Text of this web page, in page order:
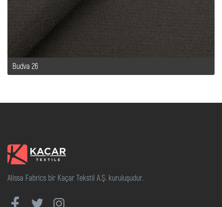
Budva 26
Alissa Fabrics bir Kaçar Tekstil A.Ş. kuruluşudur.